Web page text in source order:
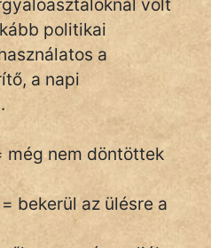
volt
politikai
a
a napi
még nem döntöttek
bekerül az ülésre a